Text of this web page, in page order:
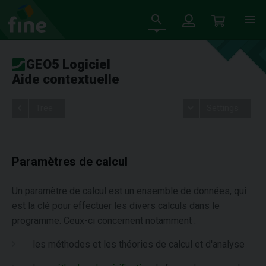
GEO5 Logiciel
Aide contextuelle
Paramètres de calcul
Un paramètre de calcul est un ensemble de données, qui
est la clé pour effectuer les divers calculs dans le
programme. Ceux-ci concernent notamment :
les méthodes et les théories de calcul et d'analyse